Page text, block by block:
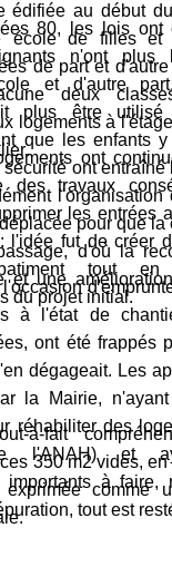
édifiée au début
école de filles
de part et
deux
logements à
.
80, les lois ont
n'ont plus
et d'autre
plus être utilisé
que les enfants y
ont entraîné
l'organisation
pour que la
d'où la
et une
ont
des travaux
les entrées
l'idée fut de créer
tout en
du projet initial.
à l'état de
ont été frappés
dégageait. Les
la Mairie,
réhabiliter des
l'ANAH) et
importants à faire,
tout est
à-fait
350 m2 vides,
comme